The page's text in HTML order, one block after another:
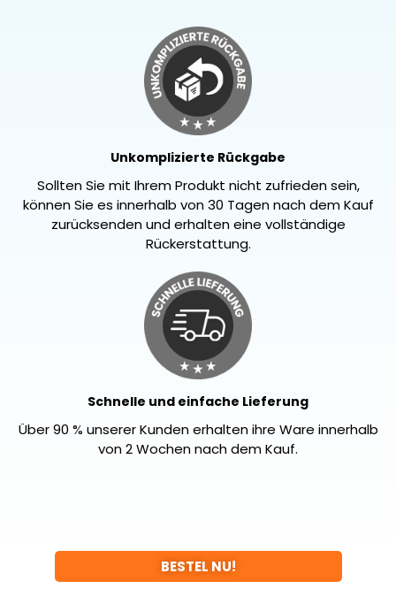
BESTEL NU!
Unkomplizierte Rückgabe
Sollten Sie mit Ihrem Produkt nicht zufrieden sein,
können Sie es innerhalb von 30 Tagen nach dem Kauf
zurücksenden und erhalten eine vollständige
Rückerstattung.
Schnelle und einfache Lieferung
Über 90 % unserer Kunden erhalten ihre Ware innerhalb
von 2 Wochen nach dem Kauf.